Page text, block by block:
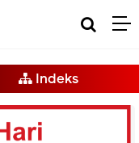
Indeks